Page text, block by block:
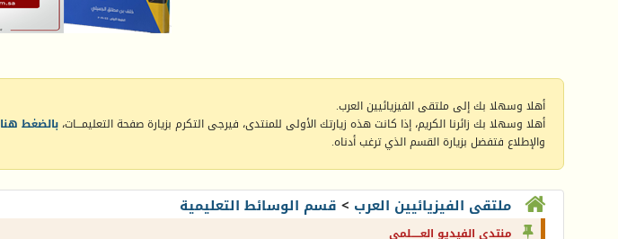
أهلا وسهلا بك إلى ملتقى الفيزيائيين العرب.
أهلا وسهلا بك زائرنا الكريم، إذا كانت هذه زيارتك الأولى للمنتدى، فيرجى التكرم بزيارة صفحة التعليمـــات، بالضغط هنا
والإطلاع فتفضل بزيارة القسم الذي ترغب أدناه.
ملتقى الفيزيائيين العرب > قسم الوسائط التعليمية
منتدى الفيديو العـــــلمي